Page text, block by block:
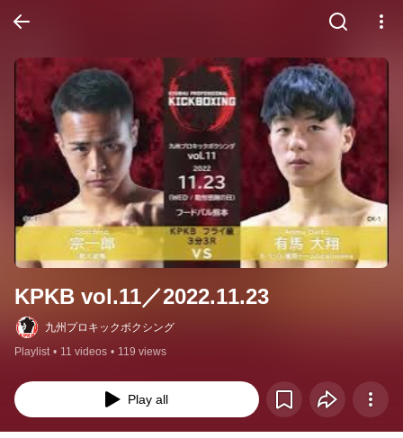
KPKB vol.11／2022.11.23
九州プロキックボクシング
Playlist • 11 videos • 119 views
Play all